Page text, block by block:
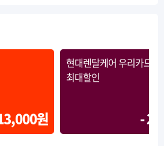
원
현대렌탈케어 우리카드Ⅱ
최대할인
-